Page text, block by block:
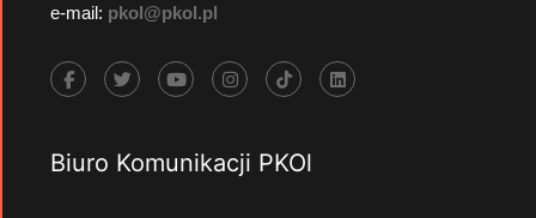
e-mail: pkol@pkol.pl
Biuro Komunikacji PKOl